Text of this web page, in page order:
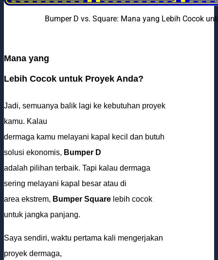
Bumper D vs. Square: Mana yang Lebih Cocok
Mana yang
Lebih Cocok untuk Proyek Anda?
Jadi, semuanya balik lagi ke kebutuhan proyek
kamu. Kalau
dermaga kamu melayani kapal kecil dan butuh
solusi ekonomis, Bumper D
adalah pilihan terbaik. Tapi kalau dermaga
sering melayani kapal besar atau di
area ekstrem, Bumper Square lebih cocok
untuk jangka panjang.
Saya sendiri, waktu pertama kali mengerjakan
proyek dermaga,